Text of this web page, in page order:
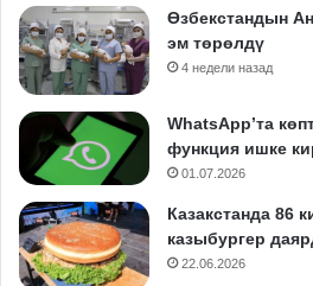
Өзбекстандын
эм төрөлдү
4 недели назад
WhatsApp’та
функция ишке
01.07.2026
Казакстанда 86
казыбургер
22.06.2026